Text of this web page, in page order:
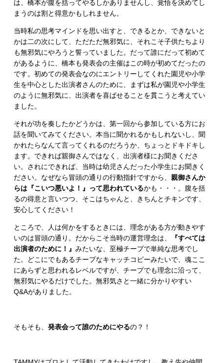
は、橋本が腹を括ってやるしかありませんし、覚悟を決めてし
まうのは割と得意かもしれません。
当時私の思考マインドを思い出すと、できるとか、できないと
かは二の次にして、ただただ無邪気に、それこそ子供たちより
も無邪気にやろうと誓っていました。だって誰にだって初めて
があるように、橋本も発表会の主催はこの時が初めてだったの
です。初めての発表会なのにエントリーしてくれた園児や小学
生を中心とした出演者さんのために、まずは私が園児や小学生
のように無邪気に、出演者を喜ばせることを貫こうと考えてい
ました。
それが功を奏したかどうかは、第一回から参加している方にお
話を聞いてみてください。本当に聞かれるかもしれないし、聞
かれたらなんて言ってくれるのだろうか、ちょっとドキドキし
ます。できれば親御さんではなく、出演者様にお聞きくださ
い。されにできれば、当時は幼児さんだった小学生にお聞きく
ださい。なぜなら冒頭の通りの行動指針ですから、 親御さんか
らは『こいつ悪いよ！』って思われているかも・・・。腹を括
るの得意と言いつつ、そこはちゃんと、きちんとチキンです、
安心してください！
ところで、人は何かをするときには、理念がある方が動きやす
いのは冒頭の通り。だからこそ当時の運営理念は、
『すべては
出演者のために！』 みたいな、至極チープで単純な思考でし
た。どこにでもあるチープなキャッチコピーみたいで、魂ここ
にあらずと思われるレベルですが、チープでも理念に沿って、
無邪気にやるだけでした。無邪気さと一緒に分かりやすい
Q&Aがありました。
そもそも、 発表会って誰のためにやるの？！